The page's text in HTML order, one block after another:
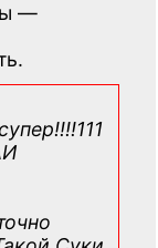
—